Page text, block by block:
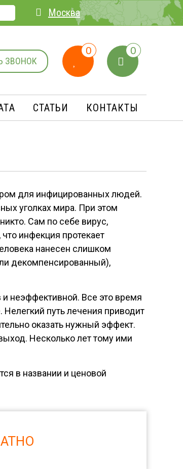
Москва
ЗВОНОК
0 0
СТАТЬИ КОНТАКТЫ
для инфицированных людей.
уголках мира. При этом
Сам по себе вирус,
инфекция протекает
нанесен слишком
декомпенсированный),
неэффективной. Все это время
путь лечения приводит
оказать нужный эффект.
Несколько лет тому ими
в названии и ценовой